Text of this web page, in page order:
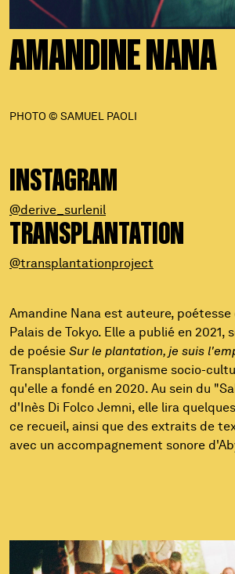
AMANDINE NANA
PHOTO © SAMUEL PAOLI
INSTAGRAM
@derive_surlenil
TRANSPLANTATION
@transplantationproject
Amandine Nana est auteure,
Palais de Tokyo. Elle a publié en 2021,
de poésie Sur le plantation, je suis
Transplantation, organisme socio-
qu'elle a fondé en 2020. Au sein du
d'Inès Di Folco Jemni, elle lira
ce recueil, ainsi que des extraits de
avec un accompagnement sonore